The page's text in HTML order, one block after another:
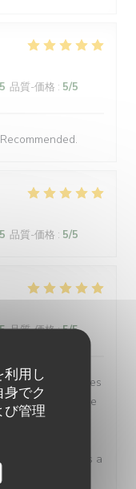
用し
でク
び管理
品質-価格 : 5/5
品質-価格 : 5/5
品質-価格:5/5
only 15 minutes
bistro. The
were incredibly
were patient
Every dish was a
assiette de